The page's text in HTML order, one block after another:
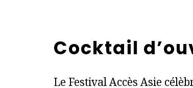
Cocktail
Le Festival Accès Asie